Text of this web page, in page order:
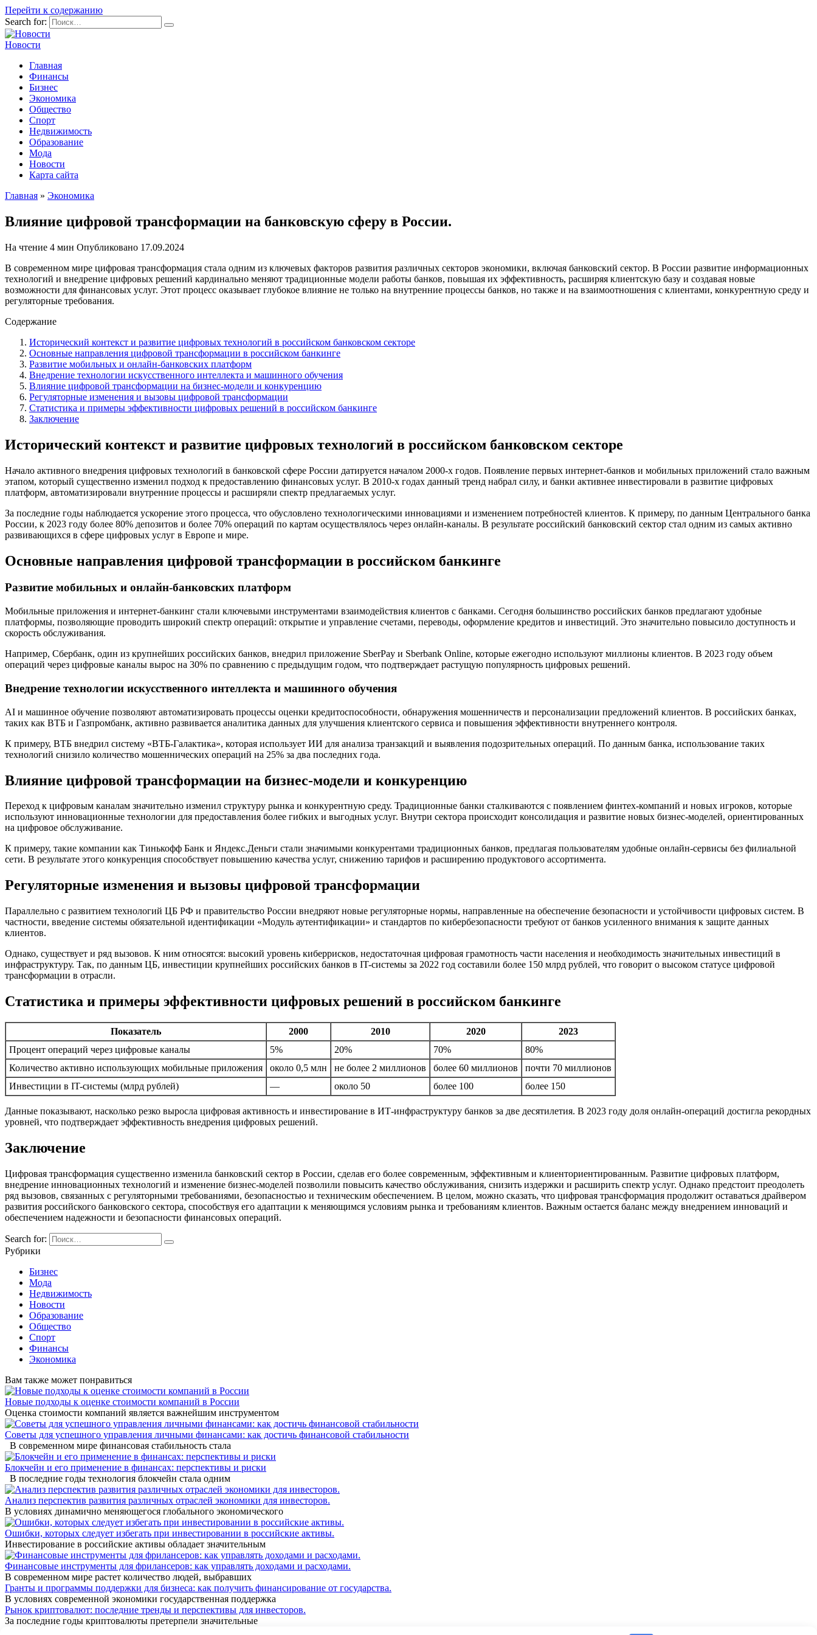
Перейти к содержанию
Search for:
Новости
Главная
Финансы
Бизнес
Экономика
Общество
Спорт
Недвижимость
Образование
Мода
Новости
Карта сайта
Главная » Экономика
Влияние цифровой трансформации на банковскую сферу в России.
На чтение 4 мин Опубликовано 17.09.2024
В современном мире цифровая трансформация стала одним из ключевых факторов развития различных секторов экономики, включая банковский сектор. В России развитие информационных
технологий и внедрение цифровых решений кардинально меняют традиционные модели работы банков, повышая их эффективность, расширяя клиентскую базу и создавая новые
возможности для финансовых услуг. Этот процесс оказывает глубокое влияние не только на внутренние процессы банков, но также и на взаимоотношения с клиентами, конкурентную среду и
регуляторные требования.
Содержание
Исторический контекст и развитие цифровых технологий в российском банковском секторе
Основные направления цифровой трансформации в российском банкинге
Развитие мобильных и онлайн-банковских платформ
Внедрение технологии искусственного интеллекта и машинного обучения
Влияние цифровой трансформации на бизнес-модели и конкуренцию
Регуляторные изменения и вызовы цифровой трансформации
Статистика и примеры эффективности цифровых решений в российском банкинге
Заключение
Исторический контекст и развитие цифровых технологий в российском банковском секторе
Начало активного внедрения цифровых технологий в банковской сфере России датируется началом 2000-х годов. Появление первых интернет-банков и мобильных приложений стало важным
этапом, который существенно изменил подход к предоставлению финансовых услуг. В 2010-х годах данный тренд набрал силу, и банки активнее инвестировали в развитие цифровых
платформ, автоматизировали внутренние процессы и расширяли спектр предлагаемых услуг.
За последние годы наблюдается ускорение этого процесса, что обусловлено технологическими инновациями и изменением потребностей клиентов. К примеру, по данным Центрального банка
России, к 2023 году более 80% депозитов и более 70% операций по картам осуществлялось через онлайн-каналы. В результате российский банковский сектор стал одним из самых активно
развивающихся в сфере цифровых услуг в Европе и мире.
Основные направления цифровой трансформации в российском банкинге
Развитие мобильных и онлайн-банковских платформ
Мобильные приложения и интернет-банкинг стали ключевыми инструментами взаимодействия клиентов с банками. Сегодня большинство российских банков предлагают удобные
платформы, позволяющие проводить широкий спектр операций: открытие и управление счетами, переводы, оформление кредитов и инвестиций. Это значительно повысило доступность и
скорость обслуживания.
Например, Сбербанк, один из крупнейших российских банков, внедрил приложение SberPay и Sberbank Online, которые ежегодно используют миллионы клиентов. В 2023 году объем
операций через цифровые каналы вырос на 30% по сравнению с предыдущим годом, что подтверждает растущую популярность цифровых решений.
Внедрение технологии искусственного интеллекта и машинного обучения
AI и машинное обучение позволяют автоматизировать процессы оценки кредитоспособности, обнаружения мошенничеств и персонализации предложений клиентов. В российских банках,
таких как ВТБ и Газпромбанк, активно развивается аналитика данных для улучшения клиентского сервиса и повышения эффективности внутреннего контроля.
К примеру, ВТБ внедрил систему «ВТБ-Галактика», которая использует ИИ для анализа транзакций и выявления подозрительных операций. По данным банка, использование таких
технологий снизило количество мошеннических операций на 25% за два последних года.
Влияние цифровой трансформации на бизнес-модели и конкуренцию
Переход к цифровым каналам значительно изменил структуру рынка и конкурентную среду. Традиционные банки сталкиваются с появлением финтех-компаний и новых игроков, которые
используют инновационные технологии для предоставления более гибких и выгодных услуг. Внутри сектора происходит консолидация и развитие новых бизнес-моделей, ориентированных
на цифровое обслуживание.
К примеру, такие компании как Тинькофф Банк и Яндекс.Деньги стали значимыми конкурентами традиционных банков, предлагая пользователям удобные онлайн-сервисы без филиальной
сети. В результате этого конкуренция способствует повышению качества услуг, снижению тарифов и расширению продуктового ассортимента.
Регуляторные изменения и вызовы цифровой трансформации
Параллельно с развитием технологий ЦБ РФ и правительство России внедряют новые регуляторные нормы, направленные на обеспечение безопасности и устойчивости цифровых систем. В
частности, введение системы обязательной идентификации «Модуль аутентификации» и стандартов по кибербезопасности требуют от банков усиленного внимания к защите данных
клиентов.
Однако, существует и ряд вызовов. К ним относятся: высокий уровень киберрисков, недостаточная цифровая грамотность части населения и необходимость значительных инвестиций в
инфраструктуру. Так, по данным ЦБ, инвестиции крупнейших российских банков в IT-системы за 2022 год составили более 150 млрд рублей, что говорит о высоком статусе цифровой
трансформации в отрасли.
Статистика и примеры эффективности цифровых решений в российском банкинге
Показатель 2000 2010 2020
2023
Процент операций через цифровые каналы
5% 20% 70%
80%
Количество активно использующих мобильные приложения
около 0,5 млн не более 2 миллионов более 60 миллионов
почти 70 миллионов
Инвестиции в IT-системы (млрд рублей)
— около 50 более 100 более 150
Данные показывают, насколько резко выросла цифровая активность и инвестирование в ИТ-инфраструктуру банков за две десятилетия. В 2023 году доля онлайн-операций достигла рекордных
уровней, что подтверждает эффективность внедрения цифровых решений.
Заключение
Цифровая трансформация существенно изменила банковский сектор в России, сделав его более современным, эффективным и клиенториентированным. Развитие цифровых платформ,
внедрение инновационных технологий и изменение бизнес-моделей позволили повысить качество обслуживания, снизить издержки и расширить спектр услуг. Однако предстоит преодолеть
ряд вызовов, связанных с регуляторными требованиями, безопасностью и техническим обеспечением. В целом, можно сказать, что цифровая трансформация продолжит оставаться драйвером
развития российского банковского сектора, способствуя его адаптации к меняющимся условиям рынка и требованиям клиентов. Важным остается баланс между внедрением инноваций и
обеспечением надежности и безопасности финансовых операций.
Search for:
Рубрики
Бизнес
Мода
Недвижимость
Новости
Образование
Общество
Спорт
Финансы
Экономика
Вам также может понравиться
Новые подходы к оценке стоимости компаний в России
Оценка стоимости компаний является важнейшим инструментом
Советы для успешного управления личными финансами: как достичь финансовой стабильности
В современном мире финансовая стабильность стала
Блокчейн и его применение в финансах: перспективы и риски
В последние годы технология блокчейн стала одним
Анализ перспектив развития различных отраслей экономики для инвесторов.
В условиях динамично меняющегося глобального экономического
Ошибки, которых следует избегать при инвестировании в российские активы.
Инвестирование в российские активы обладает значительным
Финансовые инструменты для фрилансеров: как управлять доходами и расходами.
В современном мире растет количество людей, выбравших
Гранты и программы поддержки для бизнеса: как получить финансирование от государства.
В условиях современной экономики государственная поддержка
Рынок криптовалют: последние тренды и перспективы для инвесторов.
За последние годы криптовалюты претерпели значительные